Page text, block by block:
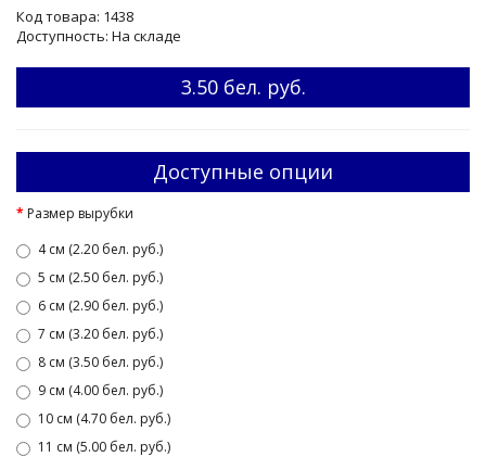
Код товара: 1438
Доступность: На складе
3.50 бел. руб.
Доступные опции
Размер вырубки
4 см (2.20 бел. руб.)
5 см (2.50 бел. руб.)
6 см (2.90 бел. руб.)
7 см (3.20 бел. руб.)
8 см (3.50 бел. руб.)
9 см (4.00 бел. руб.)
10 см (4.70 бел. руб.)
11 см (5.00 бел. руб.)